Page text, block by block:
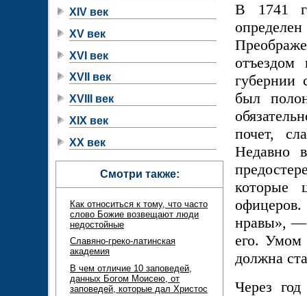
В 1741
был
почет,
Недавно
которые
нравы», —
его. Умом
должна
Через
XIV век
XV век
XVI век
XVII век
XVIII век
XIX век
XX век
Смотри также:
Как относиться к тому, что часто
слово Божие возвещают люди
недостойные
Славяно-греко-латинская
академия
В чем отличие 10 заповедей,
данных Богом Моисею, от
заповедей, которые дал Христос